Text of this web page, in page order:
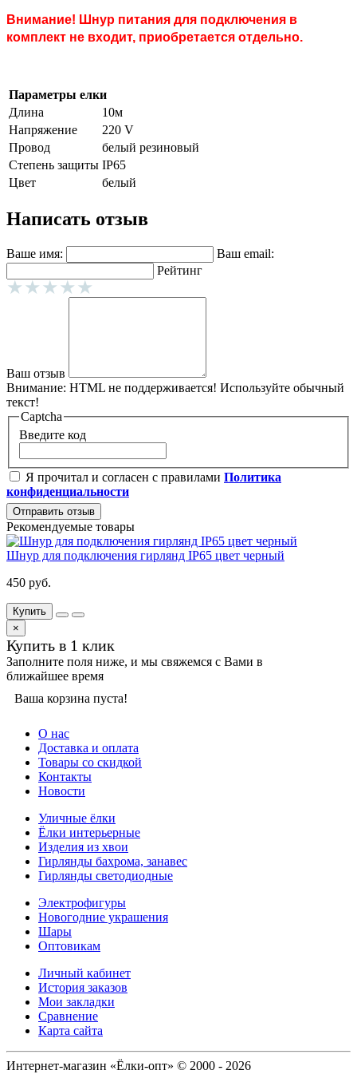
Внимание! Шнур питания для подключения в
комплект не входит, приобретается отдельно.
Параметры елки
Длина
10м
Напряжение
220 V
Провод
белый резиновый
Степень защиты IP65
Цвет
белый
Написать отзыв
Ваше имя:
Ваш email:
Рейтинг
Ваш отзыв
Внимание: HTML не поддерживается! Используйте обычный
текст!
Captcha
Введите код
Я прочитал и согласен с правилами Политика
конфиденциальности
Отправить отзыв
Рекомендуемые товары
Шнур для подключения гирлянд IP65 цвет черный
450 руб.
Купить
×
Купить в 1 клик
Заполните поля ниже, и мы свяжемся с Вами в
ближайшее время
Ваша корзина пуста!
О нас
Доставка и оплата
Товары со скидкой
Контакты
Новости
Уличные ёлки
Ёлки интерьерные
Изделия из хвои
Гирлянды бахрома, занавес
Гирлянды светодиодные
Электрофигуры
Новогодние украшения
Шары
Оптовикам
Личный кабинет
История заказов
Мои закладки
Сравнение
Карта сайта
Интернет-магазин «Ёлки-опт» © 2000 - 2026